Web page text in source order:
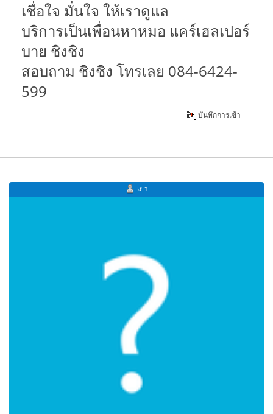
เชื่อใจ มั่นใจ ให้เราดูแล
บริการเป็นเพื่อนหาหมอ แคร์เฮลเปอร์
บาย ชิงชิง
สอบถาม ชิงชิง โทรเลย 084-6424-
599
บันทึกการเข้า
เย๋า